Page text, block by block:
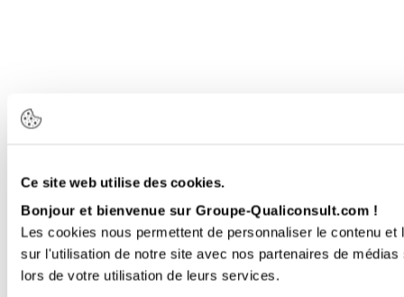
Ce site web utilise des cookies.
Bonjour et bienvenue sur Groupe-Qualiconsult.com !
Les cookies nous permettent de personnaliser le contenu
sur l'utilisation de notre site avec nos partenaires de
lors de votre utilisation de leurs services.